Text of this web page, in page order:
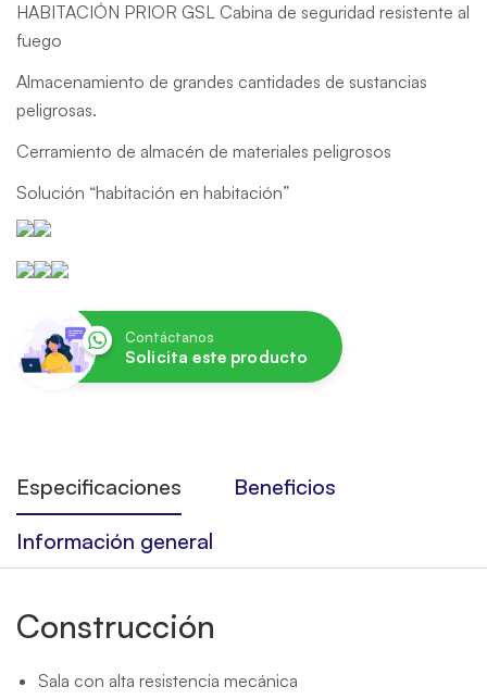
HABITACIÓN PRIOR GSL Cabina de seguridad resistente al
fuego
Almacenamiento de grandes cantidades de sustancias
peligrosas.
Cerramiento de almacén de materiales peligrosos
Solución “habitación en habitación”
Contáctanos
Solicita este producto
Especificaciones
Beneficios
Información general
Construcción
Sala con alta resistencia mecánica